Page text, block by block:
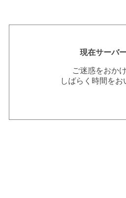
現在サーバ
ご迷惑をおか
しばらく時間を